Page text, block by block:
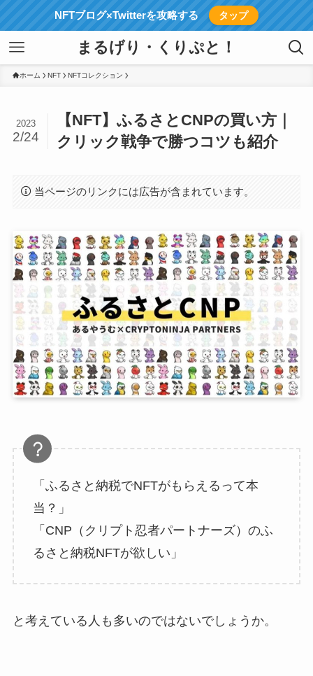
NFTブログ×Twitterを攻略する タップ
まるげり・くりぷと！
ホーム NFT NFTコレクション
【NFT】ふるさとCNPの買い方｜
クリック戦争で勝つコツも紹介
2023
2/24
当ページのリンクには広告が含まれています。
「ふるさと納税でNFTがもらえるって本
当？」
「CNP（クリプト忍者パートナーズ）のふ
るさと納税NFTが欲しい」
と考えている人も多いのではないでしょうか。